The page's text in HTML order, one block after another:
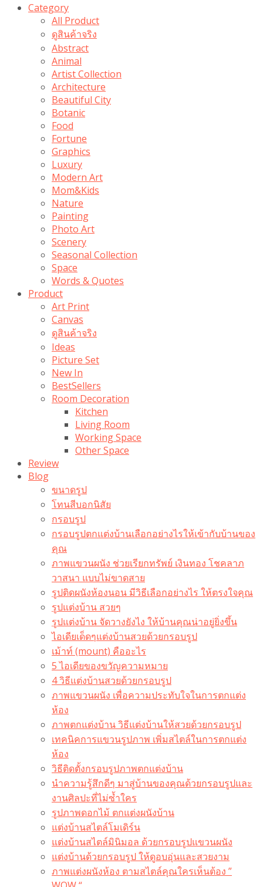
Category
All Product
ดูสินค้าจริง
Abstract
Animal
Artist Collection
Architecture
Beautiful City
Botanic
Food
Fortune
Graphics
Luxury
Modern Art
Mom&Kids
Nature
Painting
Photo Art
Scenery
Seasonal Collection
Space
Words & Quotes
Product
Art Print
Canvas
ดูสินค้าจริง
Ideas
Picture Set
New In
BestSellers
Room Decoration
Kitchen
Living Room
Working Space
Other Space
Review
Blog
ขนาดรูป
โทนสีบอกนิสัย
กรอบรูป
กรอบรูปตกแต่งบ้านเลือกอย่างไรให้เข้ากับบ้านของ
คุณ
ภาพแขวนผนัง ช่วยเรียกทรัพย์ เงินทอง โชคลาภ
วาสนา แบบไม่ขาดสาย
รูปติดผนังห้องนอน มีวิธีเลือกอย่างไร ให้ตรงใจคุณ
รูปแต่งบ้าน สวยๆ
รูปแต่งบ้าน จัดวางยังไง ให้บ้านคุณน่าอยู่ยิ่งขึ้น
ไอเดียเด็ดๆแต่งบ้านสวยด้วยกรอบรูป
เม้าท์ (mount) คืออะไร​
5 ไอเดียของขวัญความหมาย
4 วิธีแต่งบ้านสวยด้วยกรอบรูป
ภาพแขวนผนัง เพื่อความประทับใจในการตกแต่ง
ห้อง
ภาพตกแต่งบ้าน วิธีแต่งบ้านให้สวยด้วยกรอบรูป
เทคนิคการแขวนรูปภาพ เพิ่มสไตล์ในการตกแต่ง
ห้อง
วิธีติดตั้งกรอบรูปภาพตกแต่งบ้าน
นำความรู้สึกดีๆ มาสู่บ้านของคุณด้วยกรอบรูปและ
งานศิลปะที่ไม่ซ้ำใคร
รูปภาพดอกไม้ ตกแต่งผนังบ้าน
แต่งบ้านสไตล์โมเดิร์น
แต่งบ้านสไตล์มินิมอล ด้วยกรอบรูปแขวนผนัง
แต่งบ้านด้วยกรอบรูป ให้ดูอบอุ่นและสวยงาม
ภาพแต่งผนังห้อง ตามสไตล์คุณใครเห็นต้อง ”